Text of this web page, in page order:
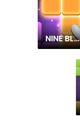
NINE BLOCKS: BLOCK PUZZLE GAME